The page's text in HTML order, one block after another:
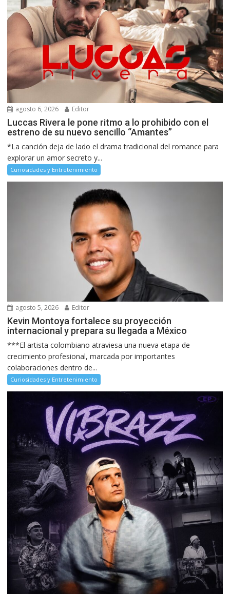
agosto 6, 2026 Editor
Luccas Rivera le pone ritmo a lo prohibido con el
estreno de su nuevo sencillo “Amantes”
*La canción deja de lado el drama tradicional del romance para
explorar un amor secreto y...
Curiosidades y Entretenimiento
agosto 5, 2026 Editor
Kevin Montoya fortalece su proyección
internacional y prepara su llegada a México
***El artista colombiano atraviesa una nueva etapa de
crecimiento profesional, marcada por importantes
colaboraciones dentro de...
Curiosidades y Entretenimiento